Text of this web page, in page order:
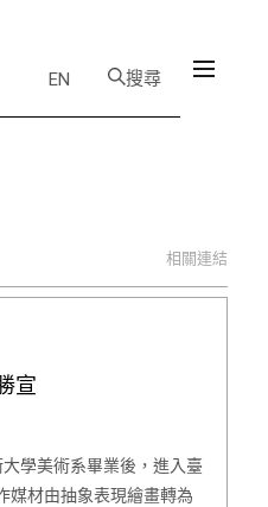
EN 搜尋
相關連結
宣
學美術系畢業後，進入臺
媒材由抽象表現繪畫轉為